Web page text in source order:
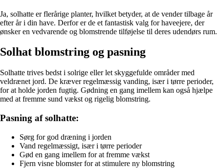
Ja, solhatte er flerårige planter, hvilket betyder, at de vender tilbage år
efter år i din have. Derfor er de et fantastisk valg for haveejere, der
ønsker en vedvarende og blomstrende tilføjelse til deres udendørs rum.
Solhat blomstring og pasning
Solhatte trives bedst i solrige eller let skyggefulde områder med
veldrænet jord. De kræver regelmæssig vanding, især i tørre perioder,
for at holde jorden fugtig. Gødning en gang imellem kan også hjælpe
med at fremme sund vækst og rigelig blomstring.
Pasning af solhatte:
Sørg for god dræning i jorden
Vand regelmæssigt, især i tørre perioder
Gød en gang imellem for at fremme vækst
Fjern visne blomster for at stimulere ny blomstring